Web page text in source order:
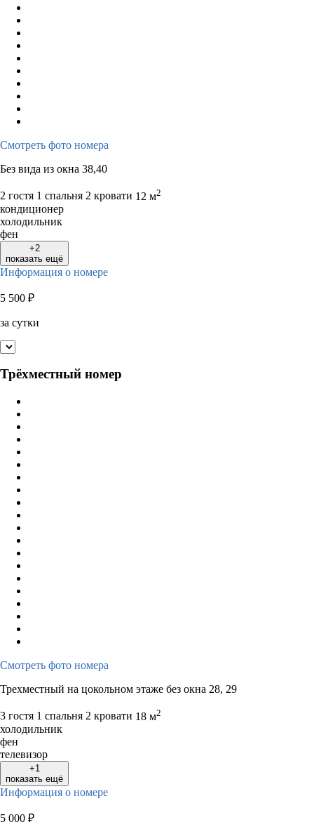
Смотреть фото номера
Без вида из окна 38,40
2 гостя 1 спальня 2 кровати 12 м2
кондиционер
холодильник
фен
+2
показать ещё
Информация о номере
5 500 ₽
за сутки
Трёхместный номер
Смотреть фото номера
Трехместный на цокольном этаже без окна 28, 29
3 гостя 1 спальня 2 кровати 18 м2
холодильник
фен
телевизор
+1
показать ещё
Информация о номере
5 000 ₽